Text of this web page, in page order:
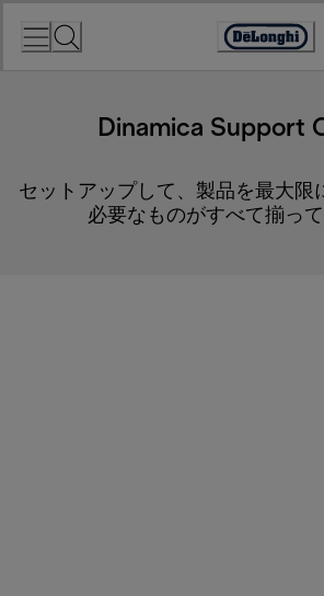
Accessibility
Dinamica Support
セットアップして、製品を最大限
必要なものがすべて揃って